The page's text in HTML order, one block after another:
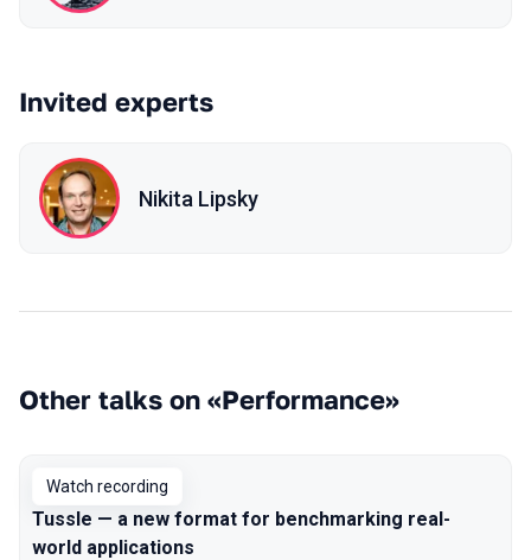
Invited experts
Nikita Lipsky
Other talks on «Performance»
Watch recording
Tussle — a new format for benchmarking real-
world applications